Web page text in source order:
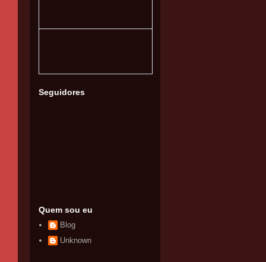
Seguidores
Quem sou eu
Blog
Unknown